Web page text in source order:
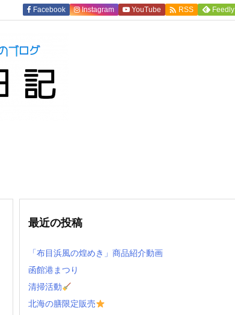
Facebook Instagram YouTube  RSS Feedly
最近の投稿
「布目浜風の煌めき」商品紹介動画
函館港まつり
清掃活動
北海の膳限定販売